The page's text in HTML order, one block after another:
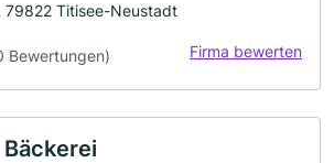
79822 Titisee-Neustadt
Bewertungen) Firma bewerten